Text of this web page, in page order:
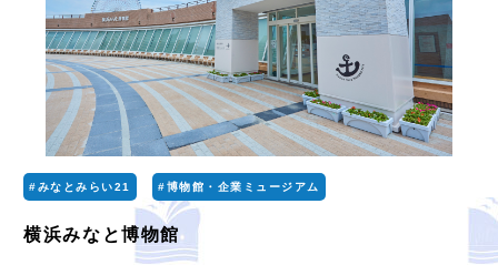
#みなとみらい21 #博物館・企業ミュージアム
横浜みなと博物館